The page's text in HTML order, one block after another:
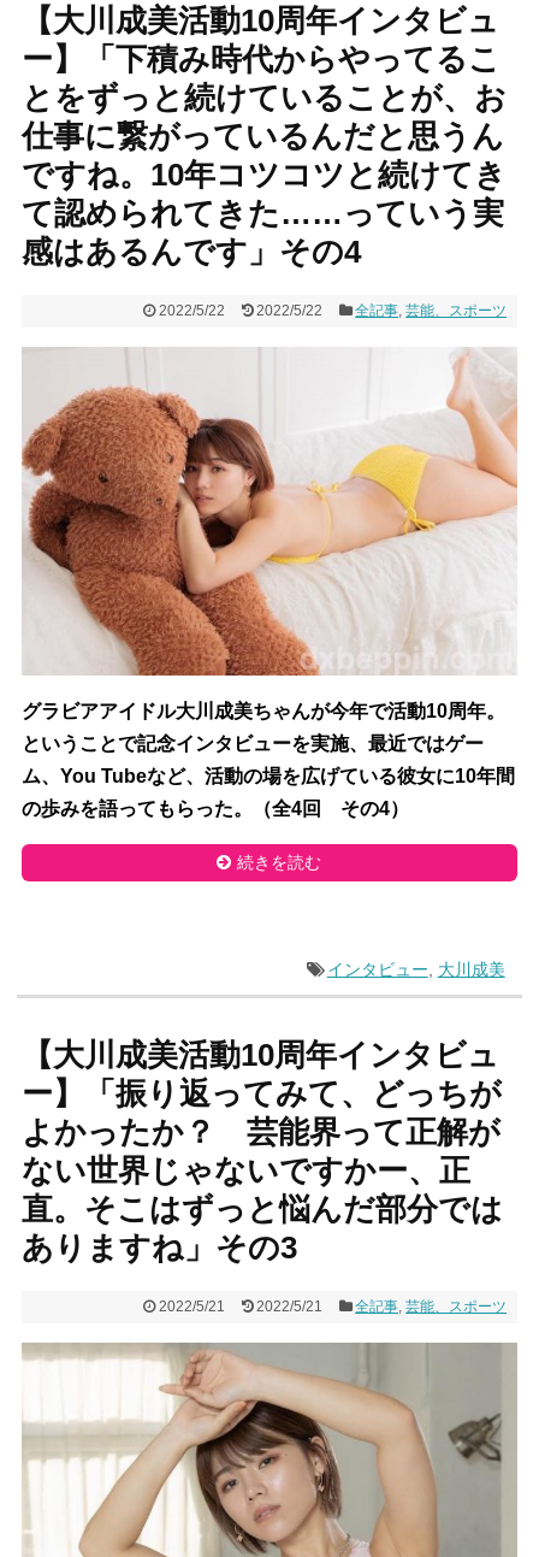
【大川成美活動10周年インタビュ
ー】「下積み時代からやってるこ
とをずっと続けていることが、お
仕事に繋がっているんだと思うん
ですね。10年コツコツと続けてき
て認められてきた……っていう実
感はあるんです」その4
2022/5/22 2022/5/22 全記事 ,芸能、スポーツ
グラビアアイドル大川成美ちゃんが今年で活動10周年。
ということで記念インタビューを実施、最近ではゲー
ム、You Tubeなど、活動の場を広げている彼女に10年間
の歩みを語ってもらった。（全4回 その4）
続きを読む
インタビュー, 大川成美
【大川成美活動10周年インタビュ
ー】「振り返ってみて、どっちが
よかったか？ 芸能界って正解が
ない世界じゃないですかー、正
直。そこはずっと悩んだ部分では
ありますね」その3
2022/5/21 2022/5/21 全記事,芸能、スポーツ